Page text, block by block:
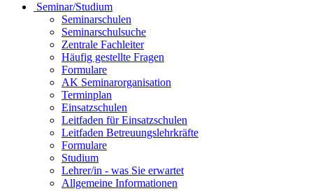
Seminar/Studium
Seminarschulen
Seminarschulsuche
Zentrale Fachleiter
Häufig gestellte Fragen
Formulare
AK Seminarorganisation
Terminplan
Einsatzschulen
Leitfaden für Einsatzschulen
Leitfaden Betreuungslehrkräfte
Formulare
Studium
Lehrer/in - was Sie erwartet
Allgemeine Informationen